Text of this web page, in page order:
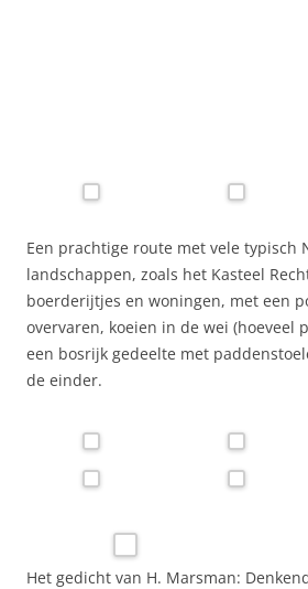
Een prachtige route met vele typisch
landschappen, zoals het Kasteel
boerderijtjes en woningen, met een
overvaren, koeien in de wei (hoeveel
een bosrijk gedeelte met
de einder.
Het gedicht van H. Marsman: